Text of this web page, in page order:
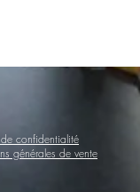
confidentialité
générales de vente